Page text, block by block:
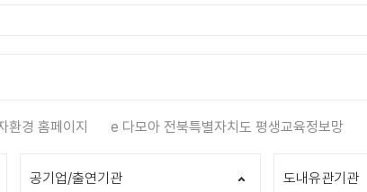
경 홈페이지 e 다모아 전북특별자치도 평생교육정보망
공기업/출연기관 도내유관기관